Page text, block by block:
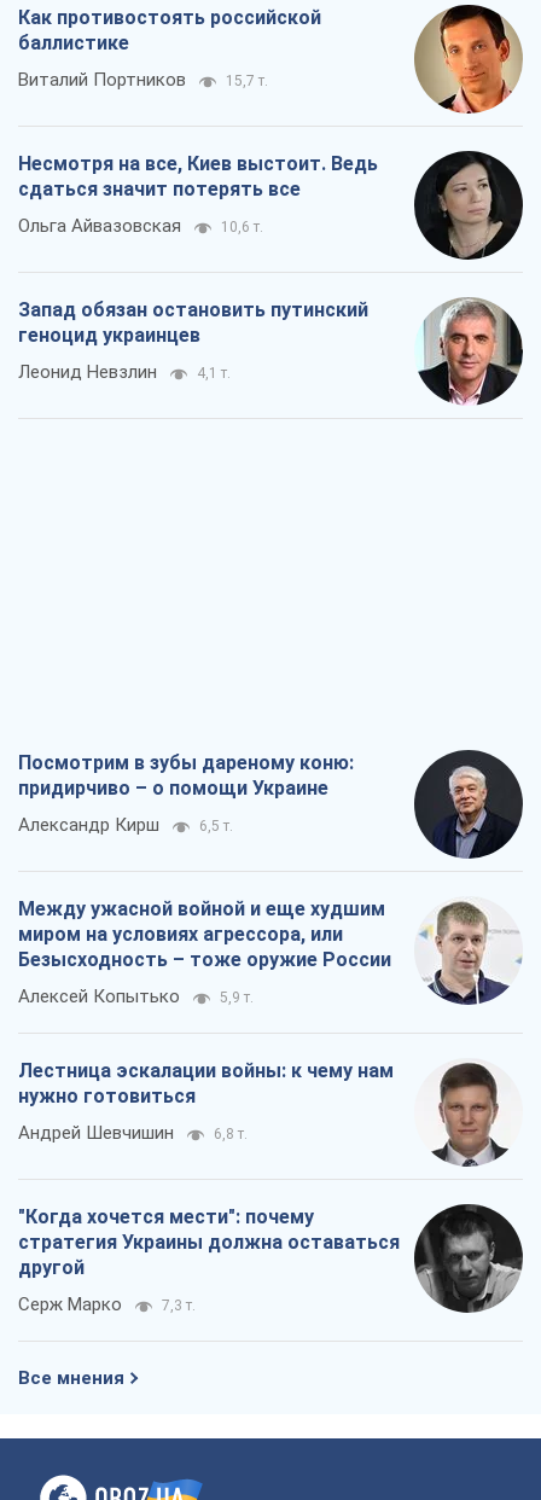
Как противостоять российской
баллистике
Виталий Портников 15,7 т.
Несмотря на все, Киев выстоит. Ведь
сдаться значит потерять все
Ольга Айвазовская 10,6 т.
Запад обязан остановить путинский
геноцид украинцев
Леонид Невзлин 4,1 т.
Посмотрим в зубы дареному коню:
придирчиво – о помощи Украине
Александр Кирш 6,5 т.
Между ужасной войной и еще худшим
миром на условиях агрессора, или
Безысходность – тоже оружие России
Алексей Копытько 5,9 т.
Лестница эскалации войны: к чему нам
нужно готовиться
Андрей Шевчишин 6,8 т.
"Когда хочется мести": почему
стратегия Украины должна оставаться
другой
Серж Марко 7,3 т.
Все мнения